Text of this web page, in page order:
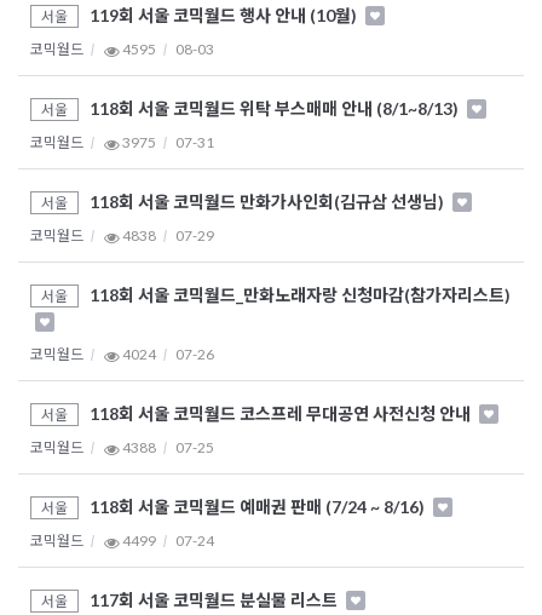
서울 119회 서울 코믹월드 행사 안내 (10월)
코믹월드 4595 08-03
서울 118회 서울 코믹월드 위탁 부스매매 안내 (8/1~8/13)
코믹월드 3975 07-31
서울 118회 서울 코믹월드 만화가사인회(김규삼 선생님)
코믹월드 4838 07-29
서울 118회 서울 코믹월드_만화노래자랑 신청마감(참가자리스트)
코믹월드 4024 07-26
서울 118회 서울 코믹월드 코스프레 무대공연 사전신청 안내
코믹월드 4388 07-25
서울 118회 서울 코믹월드 예매권 판매 (7/24 ~ 8/16)
코믹월드 4499 07-24
서울 117회 서울 코믹월드 분실물 리스트